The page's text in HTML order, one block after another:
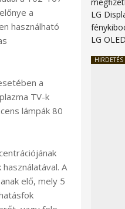
a
használható
a
TV-k
lámpák 80
A
elő, mely 5
LG
LG
HIRDETÉS